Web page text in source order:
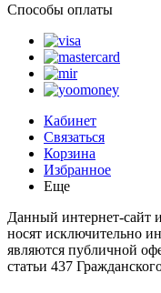
Способы оплаты
Кабинет
Связаться
Корзина
Избранное
Еще
Данный интернет-сайт
носят исключительно
являются публичной
статьи 437